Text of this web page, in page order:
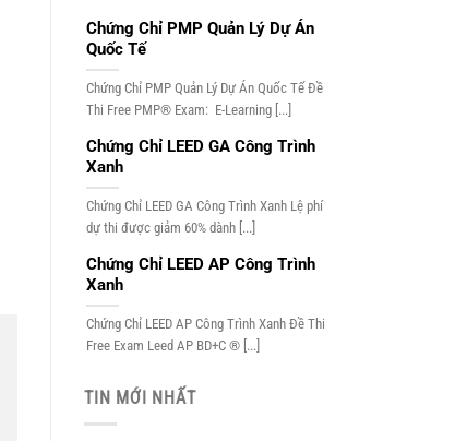
Chứng Chỉ PMP Quản Lý Dự Án
Quốc Tế
Chứng Chỉ PMP Quản Lý Dự Án Quốc Tế Đề
Thi Free PMP® Exam: E-Learning [...]
Chứng Chỉ LEED GA Công Trình
Xanh
Chứng Chỉ LEED GA Công Trình Xanh Lệ phí
dự thi được giảm 60% dành [...]
Chứng Chỉ LEED AP Công Trình
Xanh
Chứng Chỉ LEED AP Công Trình Xanh Đề Thi
Free Exam Leed AP BD+C ® [...]
TIN MỚI NHẤT